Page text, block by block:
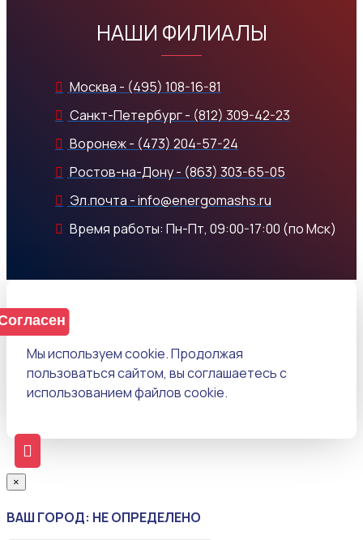
НАШИ ФИЛИАЛЫ
Москва - (495) 108-16-81
Санкт-Петербург - (812) 309-42-23
Воронеж - (473) 204-57-24
Ростов-на-Дону - (863) 303-65-05
Эл.почта - info@energomashs.ru
Время работы: Пн-Пт, 09:00-17:00 (по Мск)
Мы используем cookie. Продолжая
пользоваться сайтом, вы соглашаетесь с
использованием файлов cookie.
×
ВАШ ГОРОД: НЕ ОПРЕДЕЛЕНО